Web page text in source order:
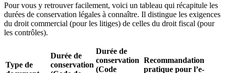
Pour vous y retrouver facilement, voici un tableau qui récapitule les
durées de conservation légales à connaître. Il distingue les exigences
du droit commercial (pour les litiges) de celles du droit fiscal (pour
les contrôles).
Type de
Durée de
conservation
Durée de
conservation
(Code
Recommandation
pratique pour l’e-